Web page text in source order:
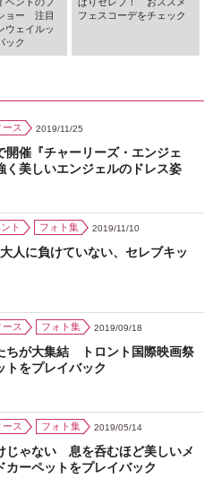
ョー 注目
ウェイルッ
ック
フェスコーデをチェック
ース 2019/11/25
開催『チャーリーズ・エンジェ
美しいエンジェルのドレス姿
ト フォト集 2019/11/10
人に負けていない、セレブキッ
ース フォト集 2019/09/18
ちが大集結 トロント国際映画祭
トをプレイバック
ース フォト集 2019/05/14
じゃない 息を呑むほど美しいメ
カーペットをプレイバック